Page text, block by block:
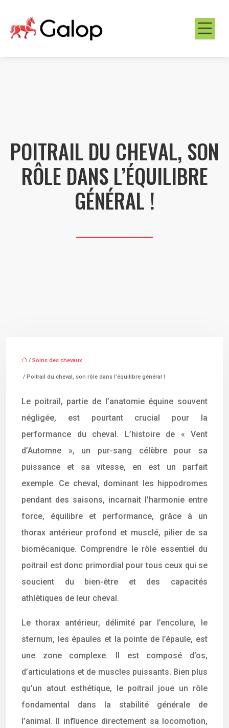
POITRAIL DU CHEVAL, SON
RÔLE DANS L’ÉQUILIBRE
GÉNÉRAL !
/ Soins des chevaux
/ Poitrail du cheval, son rôle dans l’équilibre général !
Le poitrail, partie de l’anatomie équine souvent
négligée, est pourtant crucial pour la
performance du cheval. L’histoire de « Vent
d’Automne », un pur-sang célèbre pour sa
puissance et sa vitesse, en est un parfait
exemple. Ce cheval, dominant les hippodromes
pendant des saisons, incarnait l’harmonie entre
force, équilibre et performance, grâce à un
thorax antérieur profond et musclé, pilier de sa
biomécanique. Comprendre le rôle essentiel du
poitrail est donc primordial pour tous ceux qui se
soucient du bien-être et des capacités
athlétiques de leur cheval.
Le thorax antérieur, délimité par l’encolure, le
sternum, les épaules et la pointe de l’épaule, est
une zone complexe. Il est composé d’os,
d’articulations et de muscles puissants. Bien plus
qu’un atout esthétique, le poitrail joue un rôle
fondamental dans la stabilité générale de
l’animal. Il influence directement sa locomotion,